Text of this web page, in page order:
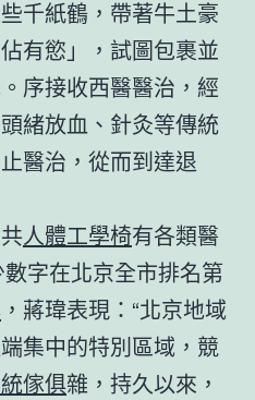
千紙鶴，帶著牛土豪
有慾」，試圖包裹並
序接收西醫醫治，經
緒放血、針灸等傳統
醫治，從而到達退
人體工學椅有各類醫
字在北京全市排名第
，蔣瑋表現：“北京地域
集中的特別區域，競
傢俱雜，持久以來，